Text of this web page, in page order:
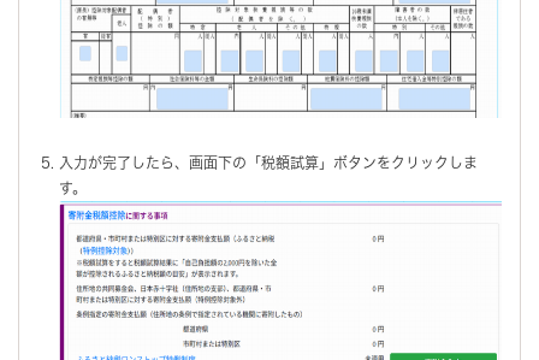
入力が完了したら、画面下の「税額試算」ボタンをクリックしま
す。